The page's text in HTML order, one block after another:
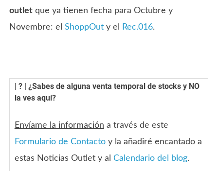
outlet que ya tienen fecha para Octubre y
Novembre: elShoppOut y el Rec.016.
| ? | ¿Sabes de alguna venta temporal de stocks y NO
la ves aquí?
Envíame la información a través de este
Formulario de Contactoy la añadiré encantado a
estas Noticias Outlet y al Calendario del blog.